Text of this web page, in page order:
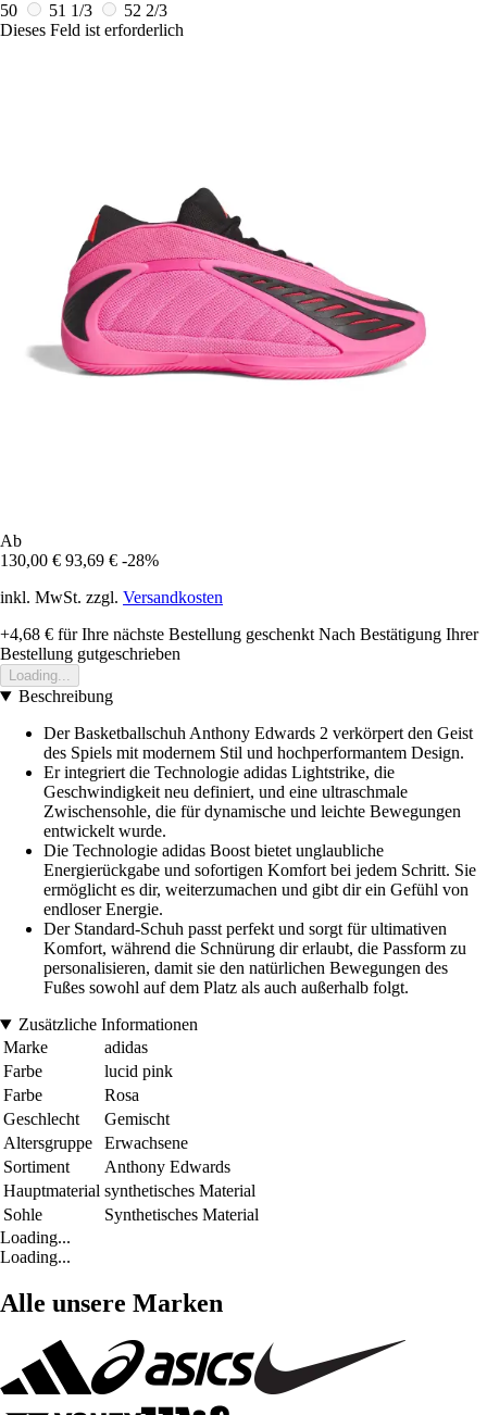
50
51 1/3
52 2/3
Dieses Feld ist erforderlich
Ab
130,00 € 93,69 € -28%
inkl. MwSt. zzgl. Versandkosten
+4,68 € für Ihre nächste Bestellung geschenkt Nach Bestätigung Ihrer
Bestellung gutgeschrieben
Loading...
Beschreibung
Der Basketballschuh Anthony Edwards 2 verkörpert den Geist
des Spiels mit modernem Stil und hochperformantem Design.
Er integriert die Technologie adidas Lightstrike, die
Geschwindigkeit neu definiert, und eine ultraschmale
Zwischensohle, die für dynamische und leichte Bewegungen
entwickelt wurde.
Die Technologie adidas Boost bietet unglaubliche
Energierückgabe und sofortigen Komfort bei jedem Schritt. Sie
ermöglicht es dir, weiterzumachen und gibt dir ein Gefühl von
endloser Energie.
Der Standard-Schuh passt perfekt und sorgt für ultimativen
Komfort, während die Schnürung dir erlaubt, die Passform zu
personalisieren, damit sie den natürlichen Bewegungen des
Fußes sowohl auf dem Platz als auch außerhalb folgt.
Zusätzliche Informationen
Marke
adidas
Farbe
lucid pink
Farbe
Rosa
Geschlecht
Gemischt
Altersgruppe
Erwachsene
Sortiment
Anthony Edwards
Hauptmaterial synthetisches Material
Sohle
Synthetisches Material
Loading...
Loading...
Alle unsere Marken